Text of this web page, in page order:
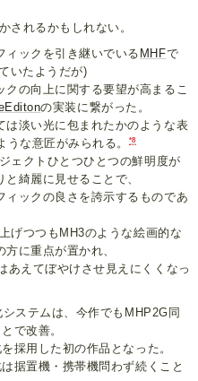
されるかもしれない。
ィックを引き継いでいる MHFで
いたようだが)
クの向上に関する要望が高まるこ
の実装に繋がった。
は淡い光に包まれたかのような表
な意匠がみられる。
*8
ェクトひとつひとつの鮮明度が
綺麗に見せることで、
ィックの良さを誇示するものであ
げつつもMH3のような絵画的な
に重点が置かれ、
あえてぼやけさせ見えにくくなっ
ステムは、今作でもMHP2G同
で改善。
採用した初の作品となった。
据置機・携帯機問わず続くこと